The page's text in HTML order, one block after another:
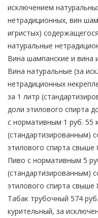
исключением
нетрадиционных, вин
игристых)
натуральные
Вина шампанские и вина
Вина натуральные (за
нетрадиционных
за 1 литр
доли этилового спирта
с нормативным 1 руб. 55
(стандартизированным)
этилового спирта свыше
Пиво с нормативным 5
(стандартизированным)
этилового спирта свыше
Табак трубочный 574
курительный, за